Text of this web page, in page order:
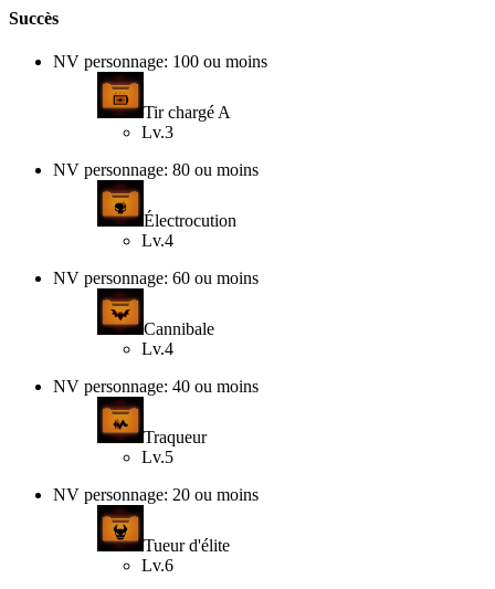
Succès
NV personnage: 100 ou moins
Tir chargé A
Lv.3
NV personnage: 80 ou moins
Électrocution
Lv.4
NV personnage: 60 ou moins
Cannibale
Lv.4
NV personnage: 40 ou moins
Traqueur
Lv.5
NV personnage: 20 ou moins
Tueur d'élite
Lv.6